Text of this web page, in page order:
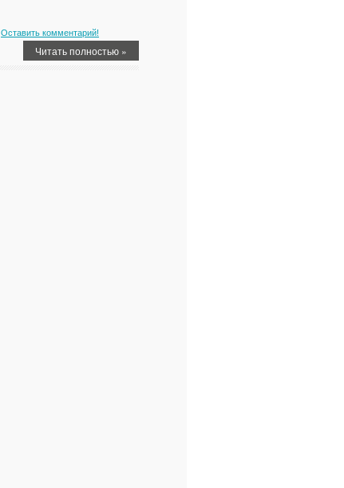
Оставить комментарий!
Читать полностью »